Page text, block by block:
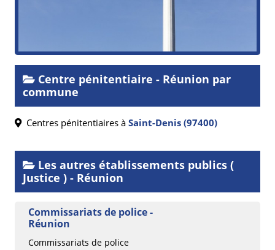
Centre pénitentiaire - Réunion par
commune
Centres pénitentiaires à Saint-Denis (97400)
Les autres établissements publics (
Justice ) - Réunion
Commissariats de police -
Réunion
Commissariats de police